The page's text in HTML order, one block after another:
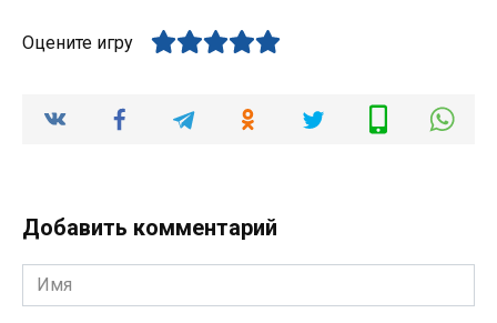
Оцените игру
Добавить комментарий
Имя
*